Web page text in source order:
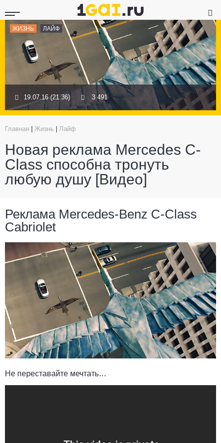
ЖИЗНЬ ЛАЙФ
19.07.16 (21:36) 3 491
Главная Жизнь Лайф
Новая реклама Mercedes C-
Class способна тронуть
любую душу [Видео]
Реклама Mercedes-Benz C-Class
Cabriolet
Не переставайте мечтать…